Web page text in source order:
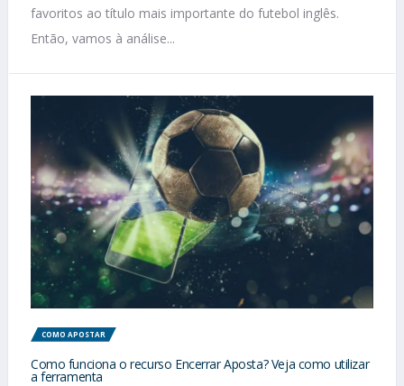
favoritos ao título mais importante do futebol inglês.
Então, vamos à análise...
COMO APOSTAR
Como funciona o recurso Encerrar Aposta? Veja como utilizar
a ferramenta